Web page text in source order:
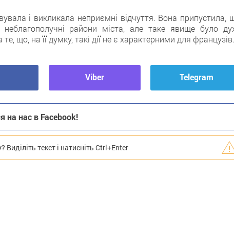
і викликала неприємні відчуття. Вона припустила,
райони міста, алe таке явище було
що, на її думку, такі дії не є характерними для французів.
Viber Telegram
на нас в Facebook!
текст і натисніть Ctrl+Enter